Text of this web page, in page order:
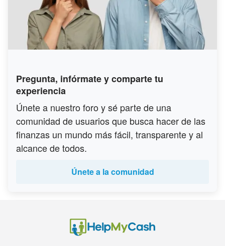
Pregunta, infórmate y comparte tu
experiencia
Únete a nuestro foro y sé parte de una
comunidad de usuarios que busca hacer de las
finanzas un mundo más fácil, transparente y al
alcance de todos.
Únete a la comunidad